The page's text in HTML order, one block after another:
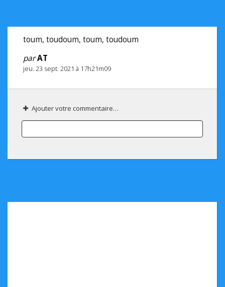
toum, toudoum, toum, toudoum
parAT
jeu. 23 sept. 2021 à 17h21m09
Ajouter votre commentaire…